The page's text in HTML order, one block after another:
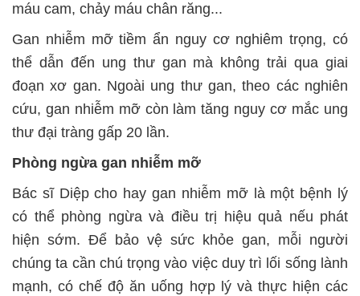
máu cam, chảy máu chân răng...
Gan nhiễm mỡ tiềm ẩn nguy cơ nghiêm trọng, có
thể dẫn đến ung thư gan mà không trải qua giai
đoạn xơ gan. Ngoài ung thư gan, theo các nghiên
cứu, gan nhiễm mỡ còn làm tăng nguy cơ mắc ung
thư đại tràng gấp 20 lần.
Phòng ngừa gan nhiễm mỡ
Bác sĩ Diệp cho hay gan nhiễm mỡ là một bệnh lý
có thể phòng ngừa và điều trị hiệu quả nếu phát
hiện sớm. Để bảo vệ sức khỏe gan, mỗi người
chúng ta cần chú trọng vào việc duy trì lối sống lành
mạnh, có chế độ ăn uống hợp lý và thực hiện các